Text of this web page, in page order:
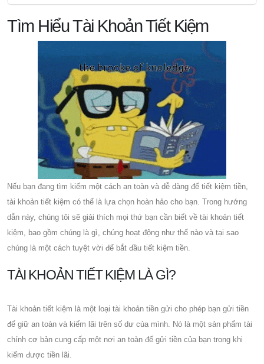
Tìm Hiểu Tài Khoản Tiết Kiệm
Nếu bạn đang tìm kiếm một cách an toàn và dễ dàng để tiết kiệm tiền,
tài khoản tiết kiệm có thể là lựa chọn hoàn hảo cho bạn. Trong hướng
dẫn này, chúng tôi sẽ giải thích mọi thứ bạn cần biết về tài khoản tiết
kiệm, bao gồm chúng là gì, chúng hoạt động như thế nào và tại sao
chúng là một cách tuyệt vời để bắt đầu tiết kiệm tiền.
TÀI KHOẢN TIẾT KIỆM LÀ GÌ?
Tài khoản tiết kiệm là một loại tài khoản tiền gửi cho phép bạn gửi tiền
để giữ an toàn và kiếm lãi trên số dư của mình. Nó là một sản phẩm tài
chính cơ bản cung cấp một nơi an toàn để gửi tiền của bạn trong khi
kiếm được tiền lãi.